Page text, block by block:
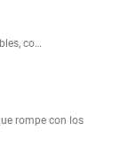
co…
rompe con los